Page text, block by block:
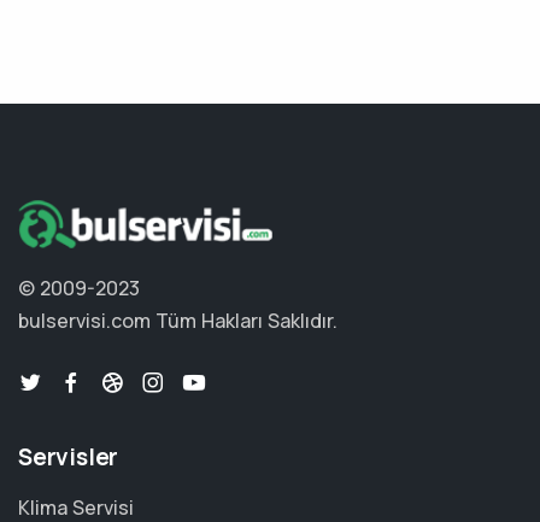
© 2009-2023
bulservisi.com Tüm Hakları Saklıdır.
Servisler
Klima Servisi